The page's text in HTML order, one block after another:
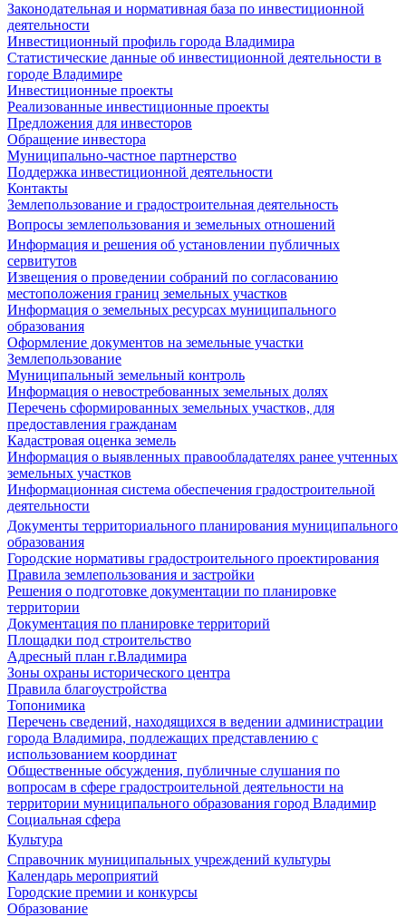
Законодательная и нормативная база по инвестиционной
деятельности
Инвестиционный профиль города Владимира
Статистические данные об инвестиционной деятельности в
городе Владимире
Инвестиционные проекты
Реализованные инвестиционные проекты
Предложения для инвесторов
Обращение инвестора
Муниципально-частное партнерство
Поддержка инвестиционной деятельности
Контакты
Землепользование и градостроительная деятельность
Вопросы землепользования и земельных отношений
Информация и решения об установлении публичных
сервитутов
Извещения о проведении собраний по согласованию
местоположения границ земельных участков
Информация о земельных ресурсах муниципального
образования
Оформление документов на земельные участки
Землепользование
Муниципальный земельный контроль
Информация о невостребованных земельных долях
Перечень сформированных земельных участков, для
предоставления гражданам
Кадастровая оценка земель
Информация о выявленных правообладателях ранее учтенных
земельных участков
Информационная система обеспечения градостроительной
деятельности
Документы территориального планирования муниципального
образования
Городские нормативы градостроительного проектирования
Правила землепользования и застройки
Решения о подготовке документации по планировке
территории
Документация по планировке территорий
Площадки под строительство
Адресный план г.Владимира
Зоны охраны исторического центра
Правила благоустройства
Топонимика
Перечень сведений, находящихся в ведении администрации
города Владимира, подлежащих представлению с
использованием координат
Общественные обсуждения, публичные слушания по
вопросам в сфере градостроительной деятельности на
территории муниципального образования город Владимир
Социальная сфера
Культура
Справочник муниципальных учреждений культуры
Календарь мероприятий
Городские премии и конкурсы
Образование